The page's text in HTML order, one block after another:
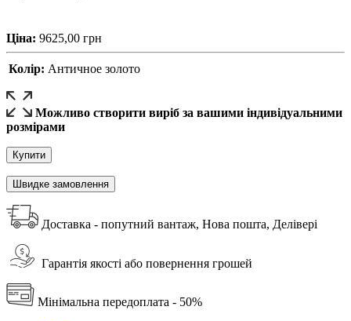
Ціна: 9625,00 грн
Колір: Античное золото
Можливо створити виріб за вашими індивідуальними
розмірами
Купити
Швидке замовлення
Доставка - попутний вантаж, Нова пошта, Делівері
Гарантія якості або повернення грошей
Мінімальна передоплата - 50%